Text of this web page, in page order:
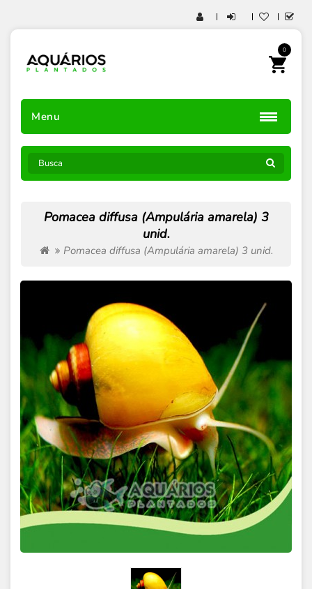
0
Menu
Pomacea diffusa (Ampulária amarela) 3
unid.
Pomacea diffusa (Ampulária amarela) 3 unid.